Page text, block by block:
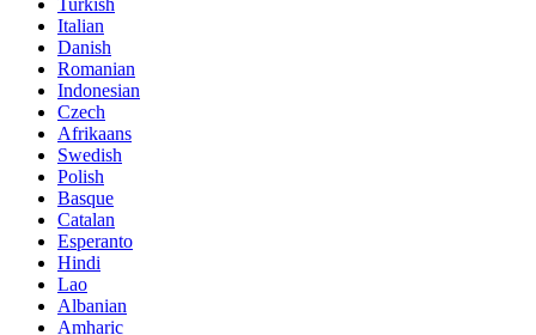
Italian
Danish
Romanian
Indonesian
Czech
Afrikaans
Swedish
Polish
Basque
Catalan
Esperanto
Hindi
Lao
Albanian
Amharic